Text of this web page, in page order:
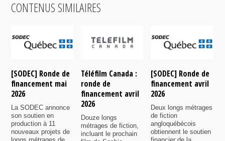
CONTENUS SIMILAIRES
[SODEC] Ronde de
financement mai
2026
La SODEC annonce
son soutien en
production à 11
nouveaux projets de
Téléfilm Canada :
ronde de
financement avril
2026
Douze longs
métrages de fiction,
incluant le prochain
[SODEC] Ronde de
financement avril
2026
Deux longs métrages
de fiction
angloquébécois
obtiennent le soutien